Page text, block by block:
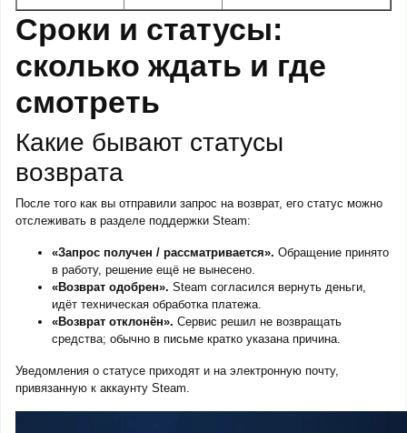
Сроки и статусы:
сколько ждать и где
смотреть
Какие бывают статусы
возврата
После того как вы отправили запрос на возврат, его статус можно
отслеживать в разделе поддержки Steam:
«Запрос получен / рассматривается». Обращение принято
в работу, решение ещё не вынесено.
«Возврат одобрен». Steam согласился вернуть деньги,
идёт техническая обработка платежа.
«Возврат отклонён». Сервис решил не возвращать
средства; обычно в письме кратко указана причина.
Уведомления о статусе приходят и на электронную почту,
привязанную к аккаунту Steam.